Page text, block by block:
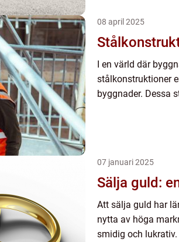
08 april 2025
I en värld där
stålkonstruktioner
byggnader. Dessa
07 januari 2025
Sälja guld:
Att sälja guld har
nytta av höga
smidig och